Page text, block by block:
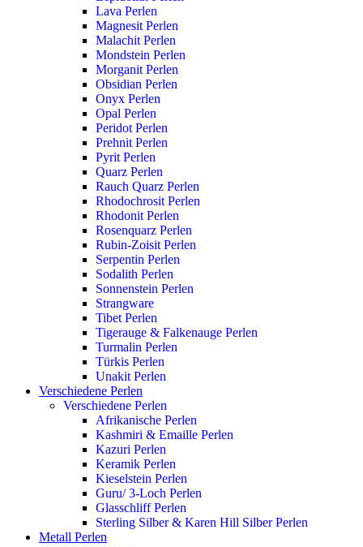
Lava Perlen
Magnesit Perlen
Malachit Perlen
Mondstein Perlen
Morganit Perlen
Obsidian Perlen
Onyx Perlen
Opal Perlen
Peridot Perlen
Prehnit Perlen
Pyrit Perlen
Quarz Perlen
Rauch Quarz Perlen
Rhodochrosit Perlen
Rhodonit Perlen
Rosenquarz Perlen
Rubin-Zoisit Perlen
Serpentin Perlen
Sodalith Perlen
Sonnenstein Perlen
Strangware
Tibet Perlen
Tigerauge & Falkenauge Perlen
Turmalin Perlen
Türkis Perlen
Unakit Perlen
Verschiedene Perlen
Verschiedene Perlen
Afrikanische Perlen
Kashmiri & Emaille Perlen
Kazuri Perlen
Keramik Perlen
Kieselstein Perlen
Guru/ 3-Loch Perlen
Glasschliff Perlen
Sterling Silber & Karen Hill Silber Perlen
Metall Perlen